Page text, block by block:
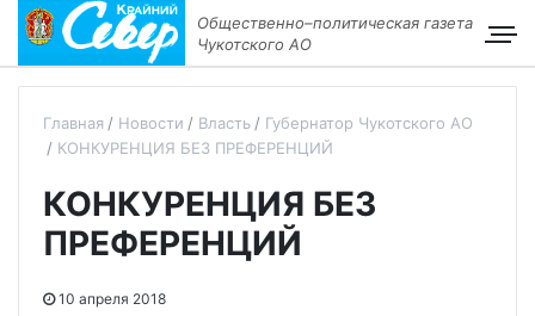
Общественно–политическая газета
Чукотского АО
Главная Новости Власть
Губернатор Чукотского АО
КОНКУРЕНЦИЯ БЕЗ ПРЕФЕРЕНЦИЙ
КОНКУРЕНЦИЯ БЕЗ
ПРЕФЕРЕНЦИЙ
10 апреля 2018